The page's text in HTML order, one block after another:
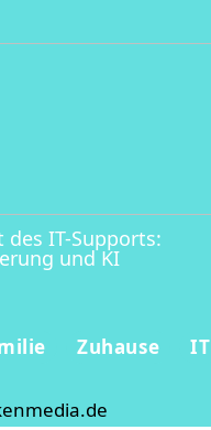
des IT-Supports:
und KI
Zuhause IT